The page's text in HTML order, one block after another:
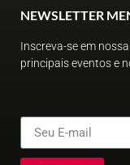
NEWSLETTER
Inscreva-se em
principais eventos e